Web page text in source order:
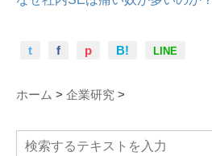
t f p B! LINE
ホーム > 企業研究 >